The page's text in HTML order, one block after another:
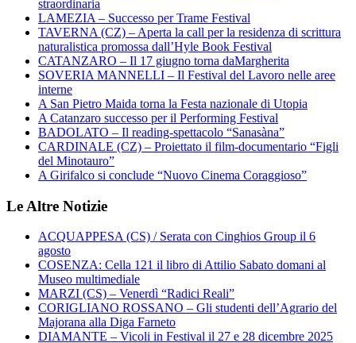
straordinaria
LAMEZIA – Successo per Trame Festival
TAVERNA (CZ) – Aperta la call per la residenza di scrittura
naturalistica promossa dall’Hyle Book Festival
CATANZARO – Il 17 giugno torna daMargherita
SOVERIA MANNELLI – Il Festival del Lavoro nelle aree
interne
A San Pietro Maida torna la Festa nazionale di Utopia
A Catanzaro successo per il Performing Festival
BADOLATO – Il reading-spettacolo “Sanasàna”
CARDINALE (CZ) – Proiettato il film-documentario “Figli
del Minotauro”
A Girifalco si conclude “Nuovo Cinema Coraggioso”
Le Altre Notizie
ACQUAPPESA (CS) / Serata con Cinghios Group il 6
agosto
COSENZA: Cella 121 il libro di Attilio Sabato domani al
Museo multimediale
MARZI (CS) – Venerdì “Radici Reali”
CORIGLIANO ROSSANO – Gli studenti dell’Agrario del
Majorana alla Diga Farneto
DIAMANTE – Vicoli in Festival il 27 e 28 dicembre 2025